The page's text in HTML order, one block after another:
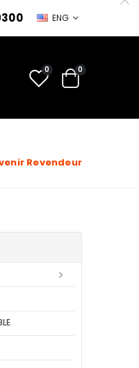
ENG
0 0
Revendeur